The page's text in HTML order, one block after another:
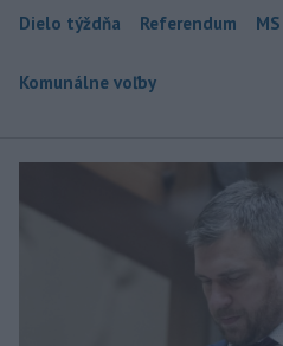
Dielo týždňa Referendum
Komunálne voľby